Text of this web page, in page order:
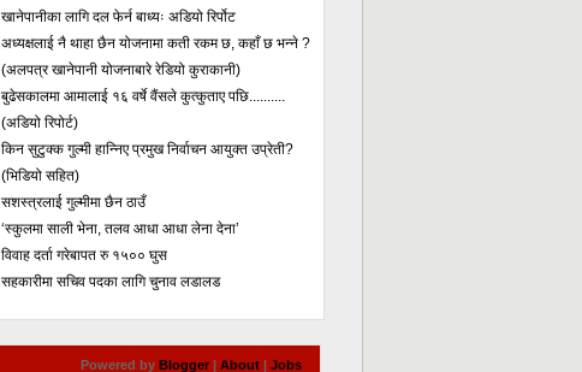
खानेपानीका लागि दल फेर्न बाध्यः अडियो रिर्पोट
अध्यक्षलाई नै थाहा छैन योजनामा कती रकम छ, कहाँ छ भन्ने ?
(अलपत्र खानेपानी योजनाबारे रेडियो कुराकानी)
बुढेसकालमा आमालाई १६ वर्षे वैंसले कुत्कुताए पछि..........
(अडियो रिपोर्ट)
किन सुटुक्क गुल्मी हान्निए प्रमुख निर्वाचन आयुक्त उप्रेती?
(भिडियो सहित)
सशस्त्रलाई गुल्मीमा छैन ठाउँ
‘स्कुलमा साली भेना, तलव आधा आधा लेना देना’
विवाह दर्ता गरेबापत रु १५०० घुस
सहकारीमा सचिव पदका लागि चुनाव लडालड
Powered by Blogger | About | Jobs